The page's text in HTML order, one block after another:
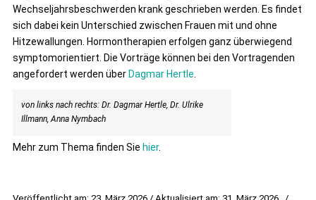
Wechseljahrsbeschwerden krank geschrieben werden. Es findet
sich dabei kein Unterschied zwischen Frauen mit und ohne
Hitzewallungen. Hormontherapien erfolgen ganz überwiegend
symptomorientiert. Die Vorträge können bei den Vortragenden
angefordert werden über Dagmar Hertle
von links nach rechts: Dr. Dagmar Hertle, Dr. Ulrike
Illmann, Anna Nymbach
Mehr zum Thema finden Sie hier.